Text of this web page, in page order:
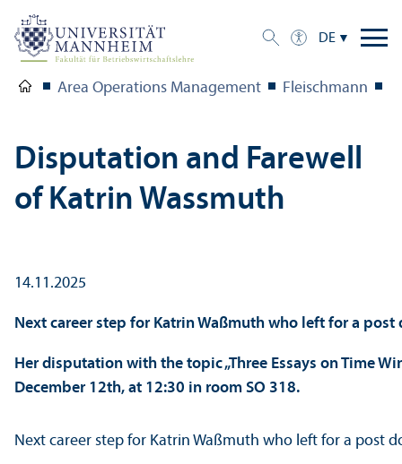
DE
Area Operations Management Fleischmann
Disputation and Farewell
of Katrin Wassmuth
14.11.2025
Next career step for Katrin Waßmuth who left for a
Her disputation with the topic „Three Essays on Time
December 12th, at 12:30 in room SO 318.
Next career step for Katrin Waßmuth who left for a post